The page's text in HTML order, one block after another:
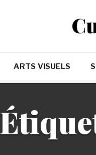
ARTS VISUELS